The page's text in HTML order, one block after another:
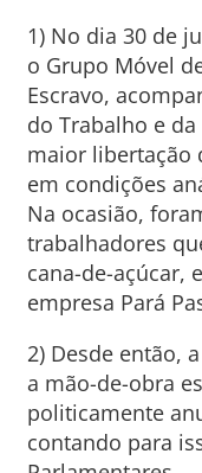
1) No dia 30 de
o Grupo Móvel
Escravo,
do Trabalho e
maior libertação
em condições
Na ocasião,
trabalhadores
cana-de-açúcar,
empresa Pará
2) Desde então,
a mão-de-obra
politicamente
contando para